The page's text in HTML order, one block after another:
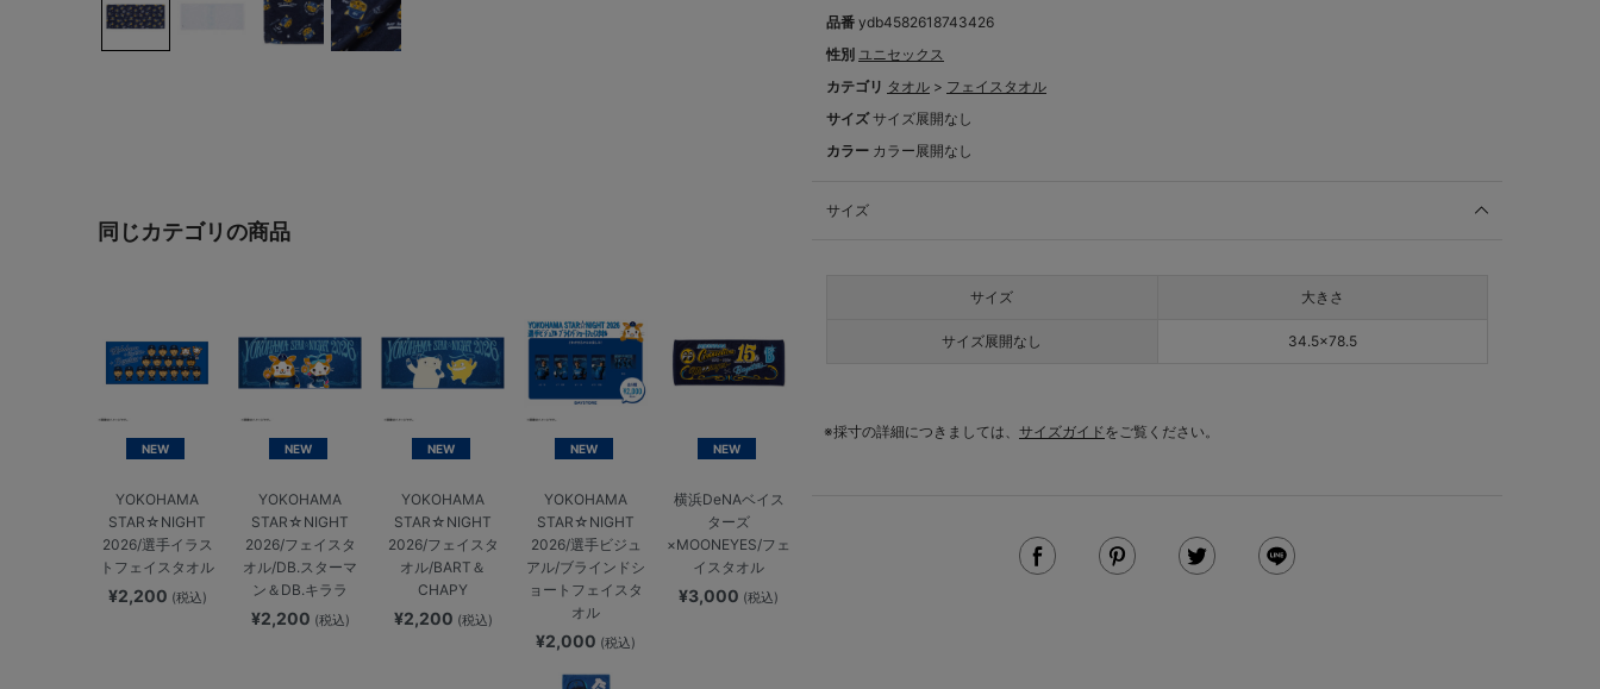
同じカテゴリの商品
NEW
YOKOHAMA
STAR☆NIGHT
2026/選手イラス
トフェイスタオル
¥2,200 (税込)
NEW
YOKOHAMA
STAR☆NIGHT
2026/フェイスタ
オル/DB.スターマ
ン＆DB.キララ
¥2,200 (税込)
NEW
YOKOHAMA
STAR☆NIGHT
2026/フェイスタ
オル/BART＆
CHAPY
¥2,200 (税込)
NEW
YOKOHAMA
STAR☆NIGHT
2026/選手ビジュ
アル/ブラインドシ
ョートフェイスタ
オル
¥2,000 (税込)
NEW
横浜DeNAベイス
ターズ
×MOONEYES/フェ
イスタオル
¥3,000 (税込)
品番 ydb4582618743426
性別 ユニセックス
カテゴリ タオル > フェイスタオル
サイズ サイズ展開なし
カラー カラー展開なし
サイズ
サイズ 大きさ
サイズ展開なし 34.5×78.5
※採寸の詳細につきましては、 サイズガイドをご覧ください。